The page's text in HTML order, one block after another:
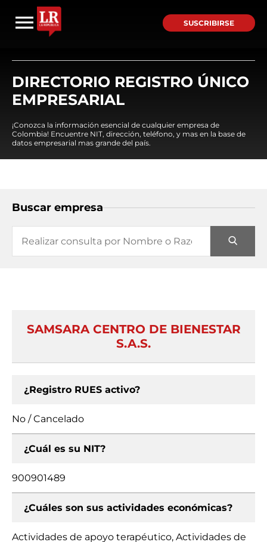
SUSCRIBIRSE
DIRECTORIO REGISTRO ÚNICO
EMPRESARIAL
¡Conozca la información esencial de cualquier empresa de
Colombia! Encuentre NIT, dirección, teléfono, y mas en la base de
datos empresarial mas grande del país.
Buscar empresa
SAMSARA CENTRO DE BIENESTAR
S.A.S.
¿Registro RUES activo?
No / Cancelado
¿Cuál es su NIT?
900901489
¿Cuáles son sus actividades económicas?
Actividades de apoyo terapéutico, Actividades de